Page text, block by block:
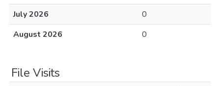
July 2026
0
August 2026
0
File Visits